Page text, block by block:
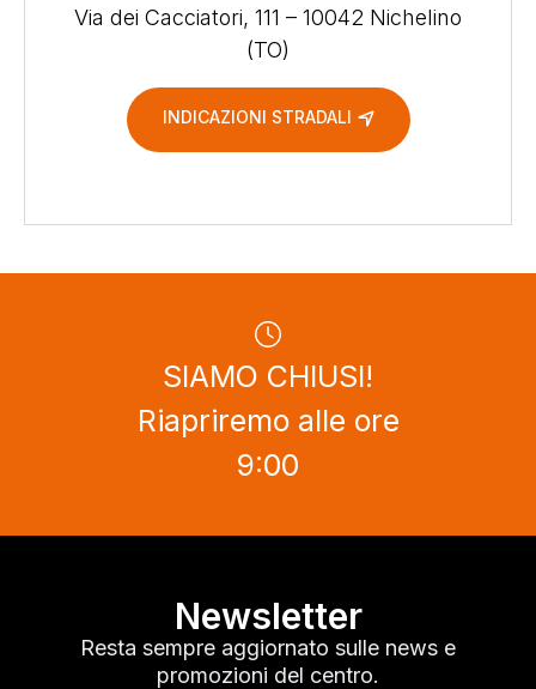
Via dei Cacciatori, 111 – 10042 Nichelino
(TO)
INDICAZIONI STRADALI
SIAMO CHIUSI!
Riapriremo alle ore
9:00
Newsletter
Resta sempre aggiornato sulle news e
promozioni del centro.